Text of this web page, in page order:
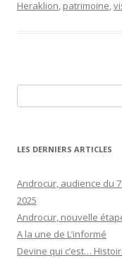
Heraklion, patrimoine,
LES DERNIERS ARTICLES
Androcur, audience du
2025
Androcur, nouvelle
A la une de L’informé
Devine qui c’est…